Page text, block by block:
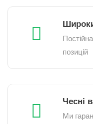
позицій
Чесні
Ми